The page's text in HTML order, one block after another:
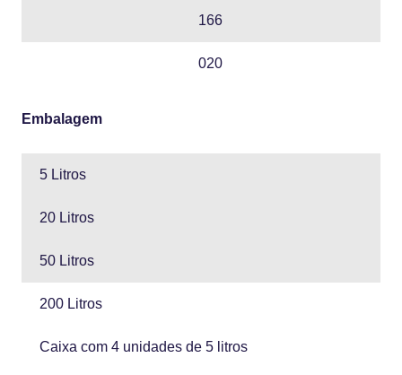
166
020
Embalagem
5 Litros
20 Litros
50 Litros
200 Litros
Caixa com 4 unidades de 5 litros